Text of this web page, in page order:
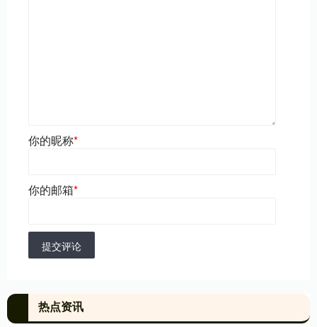
你的昵称*
你的邮箱*
提交评论
热点资讯